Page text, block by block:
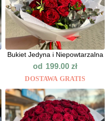
Bukiet Jedyna i Niepowtarzalna
od 199.00zł
DOSTAWA GRATIS